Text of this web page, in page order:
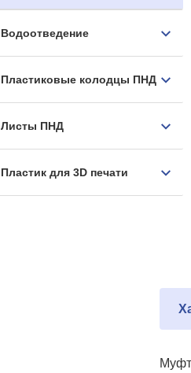
Водоотведение
Пластиковые колодцы ПНД
Листы ПНД
Пластик для 3D печати